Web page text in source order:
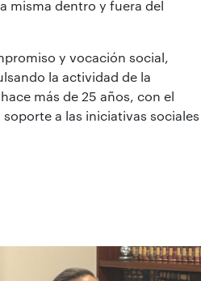
misma dentro y fuera del
y vocación social,
la actividad de la
más de 25 años, con el
a las iniciativas sociales